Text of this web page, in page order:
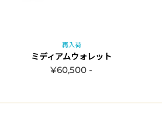
再入荷
ミディアムウォレット
¥60,500 -